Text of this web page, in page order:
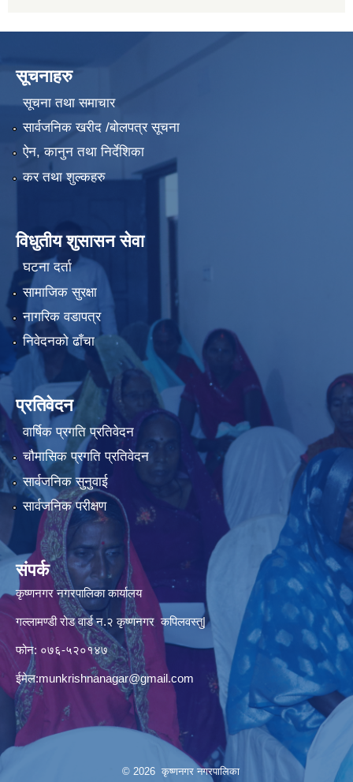
सूचनाहरु
सूचना तथा समाचार
सार्वजनिक खरीद /बोलपत्र सूचना
ऐन, कानुन तथा निर्देशिका
कर तथा शुल्कहरु
विधुतीय शुसासन सेवा
घटना दर्ता
सामाजिक सुरक्षा
नागरिक वडापत्र
निवेदनको ढाँचा
प्रतिवेदन
वार्षिक प्रगति प्रतिवेदन
चौमासिक प्रगति प्रतिवेदन
सार्वजनिक सुनुवाई
सार्वजनिक परीक्षण
संपर्क
कृष्णनगर नगरपालिका कार्यालय
गल्लामण्डी रोड वार्ड न.२ कृष्णनगर कपिलवस्तु|
फोन: ०७६-५२०१४७
ईमेल:munkrishnanagar@gmail.com
© 2026 कृष्णनगर नगरपालिका